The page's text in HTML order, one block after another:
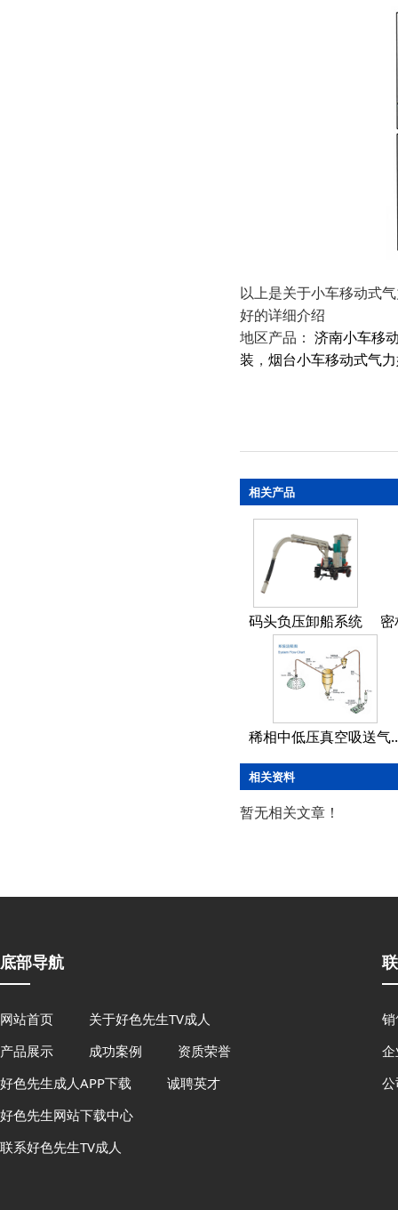
以上是关于小车移动式气
好的详细介绍
地区产品： 济南小车移
装 ， 烟台小车移动式气
相关产品
码头负压卸船系统
稀相中低压真空吸送气
相关资料
暂无相关文章！
底部导航
网站首页
关于好色先生TV成人
产品展示
成功案例
资质荣誉
好色先生成人APP下载
诚聘英才
好色先生网站下载中心
联系好色先生TV成人
销
企
公